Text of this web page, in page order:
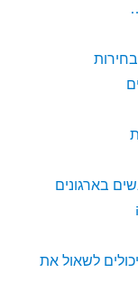
בארגונים
לשאול את